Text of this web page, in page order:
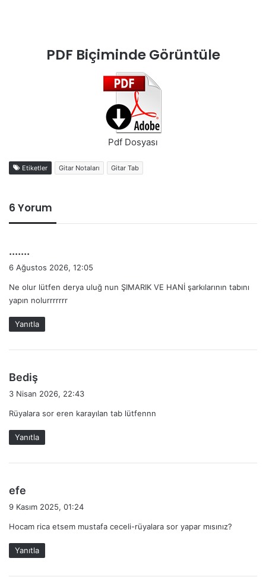
PDF Biçiminde Görüntüle
Pdf Dosyası
Etiketler Gitar Notaları Gitar Tab
6 Yorum
.......
i
k
i
:
6 Ağustos 2026, 12:05
Ne olur lütfen derya uluğ nun ŞIMARIK VE HANİ şarkılarının tabını
yapın nolurrrrrrr
Yanıtla
Bediş
i
k
i
3 Nisan 2026, 22:43
Rüyalara sor eren karayılan tab lütfennn
Yanıtla
efe
i
k
i
9 Kasım 2025, 01:24
Hocam rica etsem mustafa ceceli-rüyalara sor yapar mısınız?
Yanıtla